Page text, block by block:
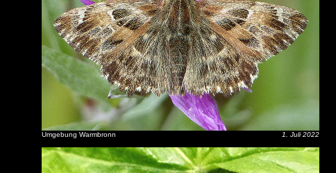
Umgebung Warmbronn 1. Juli 2022